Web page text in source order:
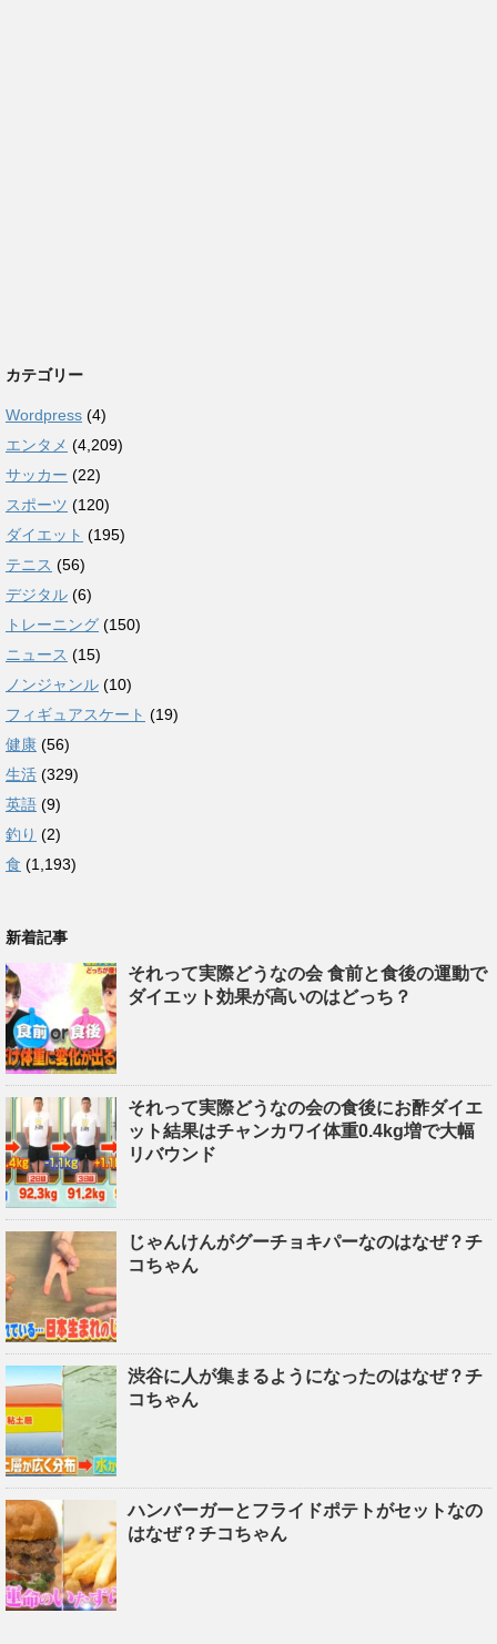
カテゴリー
Wordpress (4)
エンタメ (4,209)
サッカー (22)
スポーツ (120)
ダイエット (195)
テニス (56)
デジタル (6)
トレーニング (150)
ニュース (15)
ノンジャンル (10)
フィギュアスケート (19)
健康 (56)
生活 (329)
英語 (9)
釣り (2)
食 (1,193)
新着記事
それって実際どうなの会 食前と食後の運動で
ダイエット効果が高いのはどっち？
それって実際どうなの会の食後にお酢ダイエ
ット結果はチャンカワイ体重0.4kg増で大幅
リバウンド
じゃんけんがグーチョキパーなのはなぜ？チ
コちゃん
渋谷に人が集まるようになったのはなぜ？チ
コちゃん
ハンバーガーとフライドポテトがセットなの
はなぜ？チコちゃん